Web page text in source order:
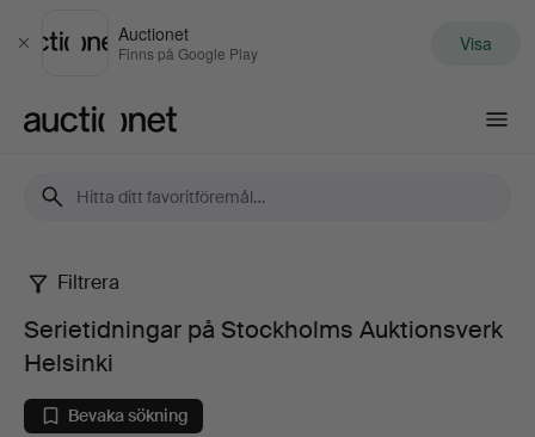
Stäng
Auctionet
Finns på Google Play Visa
Serietidningar
på
Stockholms
Filtrera
Serietidningar på Stockholms Auktionsverk
Helsinki
Bevaka sökning